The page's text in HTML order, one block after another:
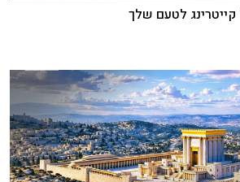
קייטרינג לטעם שלך